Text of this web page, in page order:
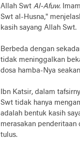
Allah Swt Al-Afuw.
Swt al-Husna,"
kasih sayang Allah Swt.
Berbeda dengan
tidak meninggalkan
dosa hamba-Nya
Ibn Katsir, dalam
Swt tidak hanya
adalah bentuk kasih
merasakan
tulus.